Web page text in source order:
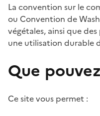
La convention sur le
ou Convention de
végétales, ainsi que
une utilisation durable
Que
Ce site vous permet :